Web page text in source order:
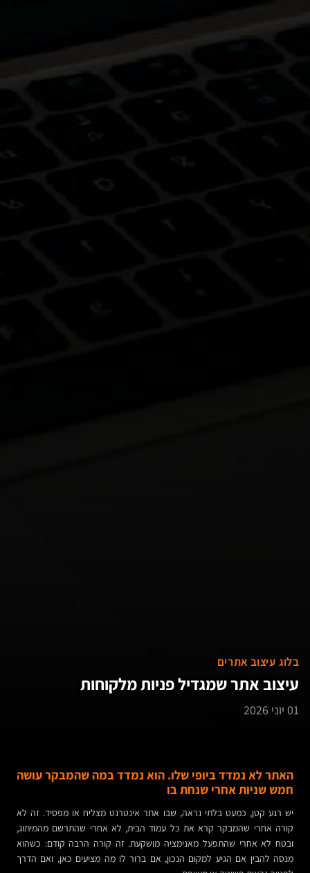
בלוג עיצוב אתרים
עיצוב אתר שמגדיל פניות מלקוחות
01 יוני 2026
האתר לא נמדד ביופי שלו. הוא נמדד במה שהמבקר עושה
חמש שניות אחרי שנחת בו
יש רגע קטן, כמעט בלתי נראה, שבו אתר אינטרנט מצליח או מפסיד. זה לא
קורה אחרי שהמבקר קרא את כל עמוד הבית, לא אחרי שהתרשם מהמיתוג,
ובטח לא אחרי שהתפעל מאנימציה מושקעת. זה קורה הרבה קודם: כשהוא
מנסה להבין אם הגיע למקום הנכון, אם ברור לו מה מציעים כאן, ואם הדרך